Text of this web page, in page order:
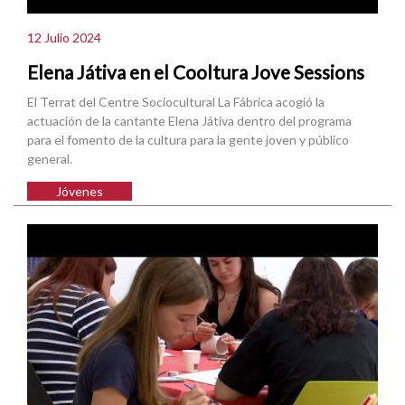
12 Julio 2024
Elena Játiva en el Cooltura Jove Sessions
El Terrat del Centre Sociocultural La Fábrica acogió la
actuación de la cantante Elena Játiva dentro del programa
para el fomento de la cultura para la gente joven y público
general.
Jóvenes